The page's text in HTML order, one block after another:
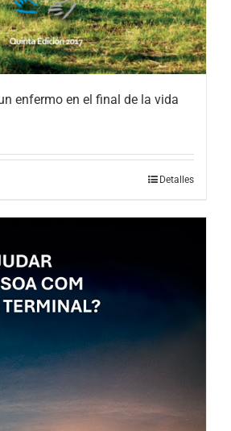
enfermo en el final de la vida
Detalles